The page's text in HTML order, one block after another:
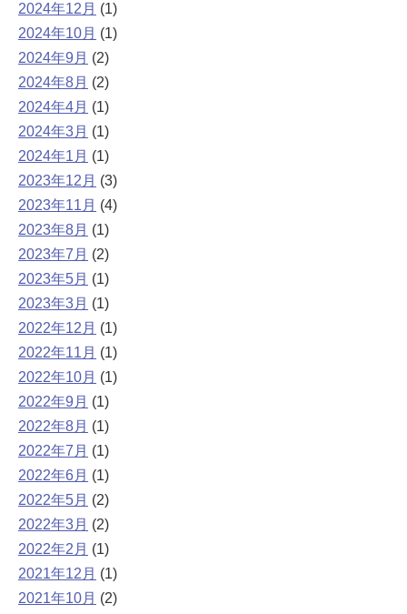
2024年12月 (1)
2024年10月 (1)
2024年9月 (2)
2024年8月 (2)
2024年4月 (1)
2024年3月 (1)
2024年1月 (1)
2023年12月 (3)
2023年11月 (4)
2023年8月 (1)
2023年7月 (2)
2023年5月 (1)
2023年3月 (1)
2022年12月 (1)
2022年11月 (1)
2022年10月 (1)
2022年9月 (1)
2022年8月 (1)
2022年7月 (1)
2022年6月 (1)
2022年5月 (2)
2022年3月 (2)
2022年2月 (1)
2021年12月 (1)
2021年10月 (2)